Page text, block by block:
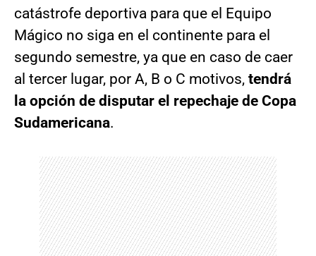
catástrofe deportiva para que el Equipo
Mágico no siga en el continente para el
segundo semestre, ya que en caso de caer
al tercer lugar, por A, B o C motivos, tendrá
la opción de disputar el repechaje de Copa
Sudamericana.